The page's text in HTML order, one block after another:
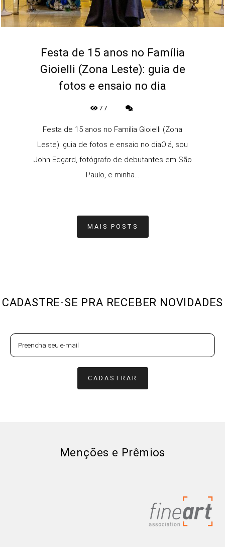
Festa de 15 anos no Família
Gioielli (Zona Leste): guia de
fotos e ensaio no dia
77
Festa de 15 anos no Família Gioielli (Zona
Leste): guia de fotos e ensaio no diaOlá, sou
John Edgard, fotógrafo de debutantes em São
Paulo, e minha...
MAIS POSTS
CADASTRE-SE PRA RECEBER NOVIDADES
CADASTRAR
Menções e Prêmios